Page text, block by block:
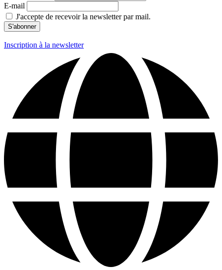
E-mail
J'accepte de recevoir la newsletter par mail.
Inscription à la newsletter